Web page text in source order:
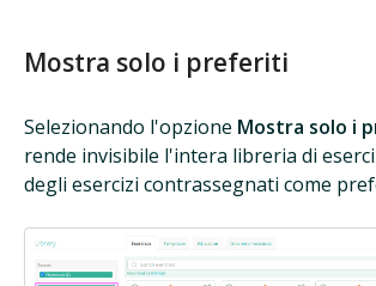
Mostra solo i preferiti
Selezionando l'opzione Mostra solo i
rende invisibile l'intera libreria di
degli esercizi contrassegnati come